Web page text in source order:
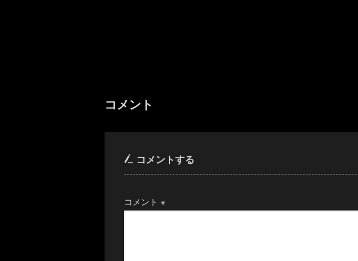
コメント
コメントする
コメント ※